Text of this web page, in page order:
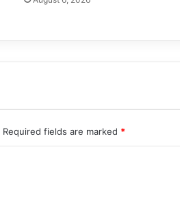
Required fields are marked *